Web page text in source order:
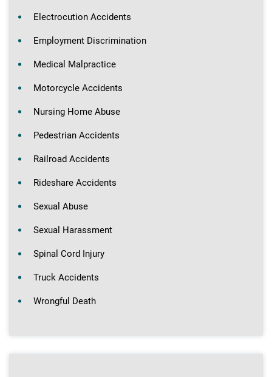
Electrocution Accidents
Employment Discrimination
Medical Malpractice
Motorcycle Accidents
Nursing Home Abuse
Pedestrian Accidents
Railroad Accidents
Rideshare Accidents
Sexual Abuse
Sexual Harassment
Spinal Cord Injury
Truck Accidents
Wrongful Death